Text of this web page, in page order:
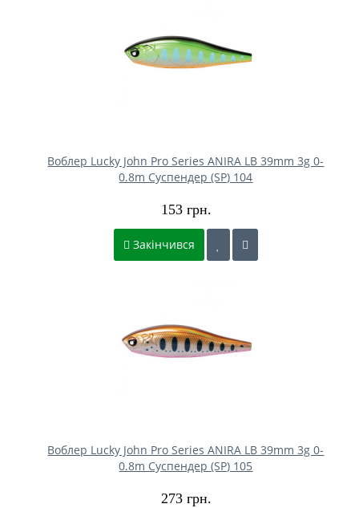
Воблер Lucky John Pro Series ANIRA LB 39mm 3g 0-
0.8m Cуспендер (SP) 104
153 грн.
Закінчився
Воблер Lucky John Pro Series ANIRA LB 39mm 3g 0-
0.8m Cуспендер (SP) 105
273 грн.